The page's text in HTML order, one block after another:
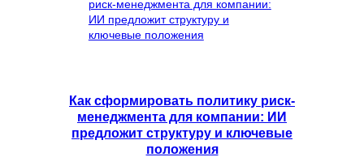
Как сформировать политику риск-
менеджмента для компании: ИИ
предложит структуру и ключевые
положения